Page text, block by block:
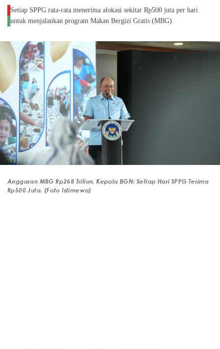
Setiap SPPG rata-rata menerima alokasi sekitar Rp500 juta per hari
untuk menjalankan program Makan Bergizi Gratis (MBG).
Anggaran MBG Rp268 Triliun, Kepala BGN: Setiap Hari SPPG Terima
Rp500 Juta. (Foto Istimewa)